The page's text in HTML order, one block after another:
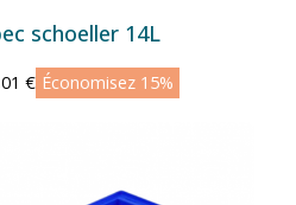
schoeller 14L
€ Économisez 15%